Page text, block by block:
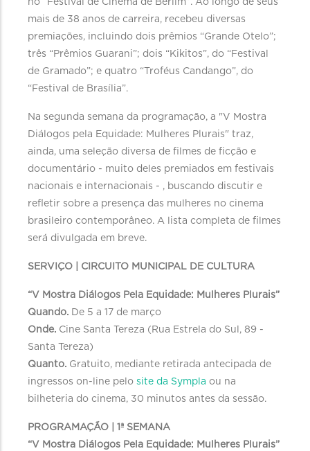
no “Festival de Cinema de Berlim”. Ao longo de seus
mais de 38 anos de carreira, recebeu diversas
premiações, incluindo dois prêmios “Grande Otelo”;
três “Prêmios Guarani”; dois “Kikitos”, do “Festival
de Gramado”; e quatro “Troféus Candango”, do
“Festival de Brasília”.
Na segunda semana da programação, a "V Mostra
Diálogos pela Equidade: Mulheres Plurais" traz,
ainda, uma seleção diversa de filmes de ficção e
documentário - muito deles premiados em festivais
nacionais e internacionais - , buscando discutir e
refletir sobre a presença das mulheres no cinema
brasileiro contemporâneo. A lista completa de filmes
será divulgada em breve.
SERVIÇO | CIRCUITO MUNICIPAL DE CULTURA
“V Mostra Diálogos Pela Equidade: Mulheres Plurais”
Quando. De 5 a 17 de março
Onde. Cine Santa Tereza (Rua Estrela do Sul, 89 -
Santa Tereza)
Quanto. Gratuito, mediante retirada antecipada de
ingressos on-line pelosite da Sympla ou na
bilheteria do cinema, 30 minutos antes da sessão.
PROGRAMAÇÃO | 1ª SEMANA
“V Mostra Diálogos Pela Equidade: Mulheres Plurais”